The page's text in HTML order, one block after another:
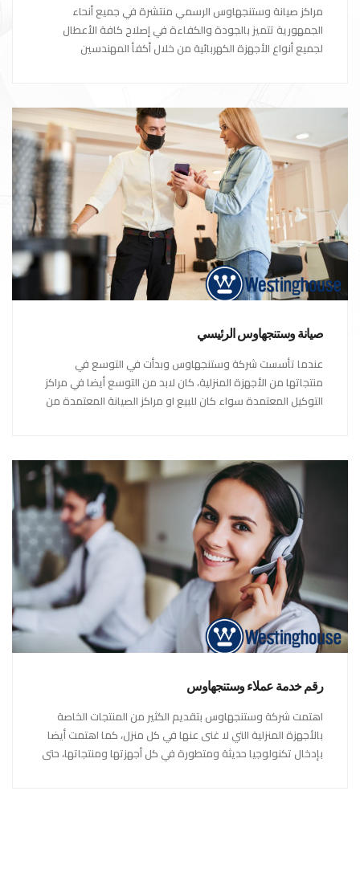
مراكز صيانة وستنجهاوس الرسمي منتشرة في جميع أنحاء
الجمهورية تتميز بالجودة والكفاءة في إصلاح كافة الأعطال
لجميع أنواع الأجهزة الكهربائية من خلال أكفأ المهندسين
صيانة وستنجهاوس الرئيسي
عندما تأسست شركة وستنجهاوس وبدأت في التوسع في
منتجاتها من الأجهزة المنزلية، كان لابد من التوسع أيضا في مراكز
التوكيل المعتمدة سواء كان للبيع او مراكز الصيانة المعتمدة من
رقم خدمة عملاء وستنجهاوس
اهتمت شركة وستنجهاوس بتقديم الكثير من المنتجات الخاصة
بالأجهزة المنزلية التي لا غنى عنها في كل منزل، كما اهتمت أيضا
بإدخال تكنولوجيا حديثة ومتطورة في كل أجهزتها ومنتجاتها، حتى